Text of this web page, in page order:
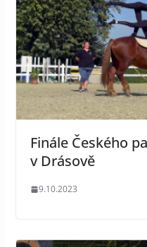
Finále Českého
v Drásově
9.10.2023